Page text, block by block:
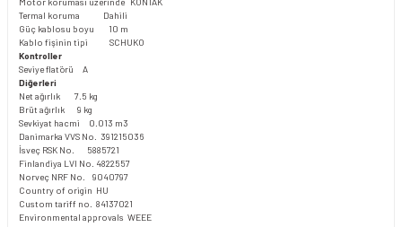
Termal koruma Dahili
Güç kablosu boyu 10 m
Kablo fişinin tipi SCHUKO
Kontroller
Seviye flatörü A
Diğerleri
Net ağırlık 7.5 kg
Brüt ağırlık 9 kg
Sevkiyat hacmi 0.013 m3
Danimarka VVS No. 391215036
İsveç RSK No. 5885721
Finlandiya LVI No. 4822557
Norveç NRF No. 9040797
Country of origin HU
Custom tariff no. 84137021
Environmental approvals WEEE